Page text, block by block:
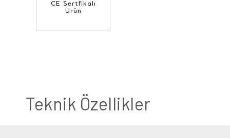
CE Sertfikalı
Ürün
Teknik Özellikler